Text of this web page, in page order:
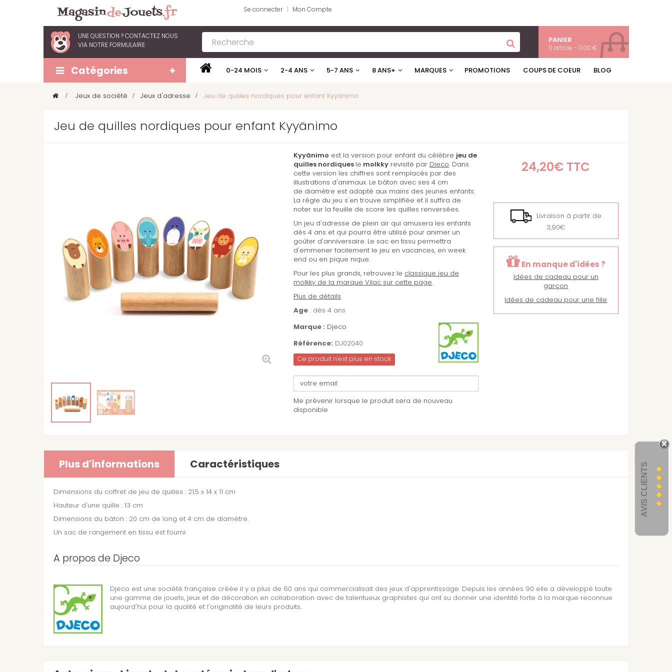
Se connecter Mon Compte
UNE QUESTION ?CONTACTEZ NOUS
VIA NOTRE FORMULAIRE
PANIER
0 article - 0.00 €
Catégories 0-24 MOIS 2-4 ANS 5-7 ANS 8 ANS+ MARQUES PROMOTIONS COUPS DE COEUR BLOG
> Jeux de société > Jeux d'adresse > Jeu de quilles nordiques pour enfant Kyyänimo
Jeu de quilles nordiques pour enfant Kyyänimo
Kyyänimo est la version pour enfant du célèbre jeu de
quilles nordiques le molkky revisité par Djeco. Dans
cette version les chiffres sont remplacés par des
illustrations d'animaux. Le bâton avec ses 4 cm
de diamètre est adapté aux mains des jeunes enfants.
La règle du jeu s'en trouve simplifiée et il suffira de
noter sur la feuille de score les quilles renversées.
Un jeu d'adresse de plein air qui amusera les enfants
dès 4 ans et qui pourra être utilisé pour animer un
goûter d'anniversaire. Le sac en tissu permettra
d'emmener facilement le jeu en vacances, en week
end ou en pique nique.
Pour les plus grands, retrouvez le classique jeu de
molkky de la marque Vilac sur cette page.
Plus de détails
Age : dès 4 ans
Marque : Djeco
Référence: DJ02040
Ce produit n'est plus en stock
Me prévenir lorsque le produit sera de nouveau
disponible
24,20€ TTC
Livraison à partir de
3,90€
En manque d'idées ?
Idées de cadeau pour un
garçon
Idées de cadeau pour une fille
Plus d'informations Caractéristiques
Dimensions du coffret de jeu de quilles : 21,5 x 14 x 11 cm
Hauteur d'une quille : 13 cm
Dimensions du bâton : 20 cm de long et 4 cm de diamètre.
Un sac de rangement en tissu est fourni
A propos de Djeco
Djeco est une société française créée il y a plus de 60 ans qui commercialisait des jeux d'apprentissage. Depuis les années 90 elle a développé toute
une gamme de jouets, jeux et de décoration en collaboration avec de talentueux graphistes qui ont su donner une identité forte à la marque reconnue
aujourd'hui pour la qualité et l'originalité de leurs produits.
AVIS CLIENTS